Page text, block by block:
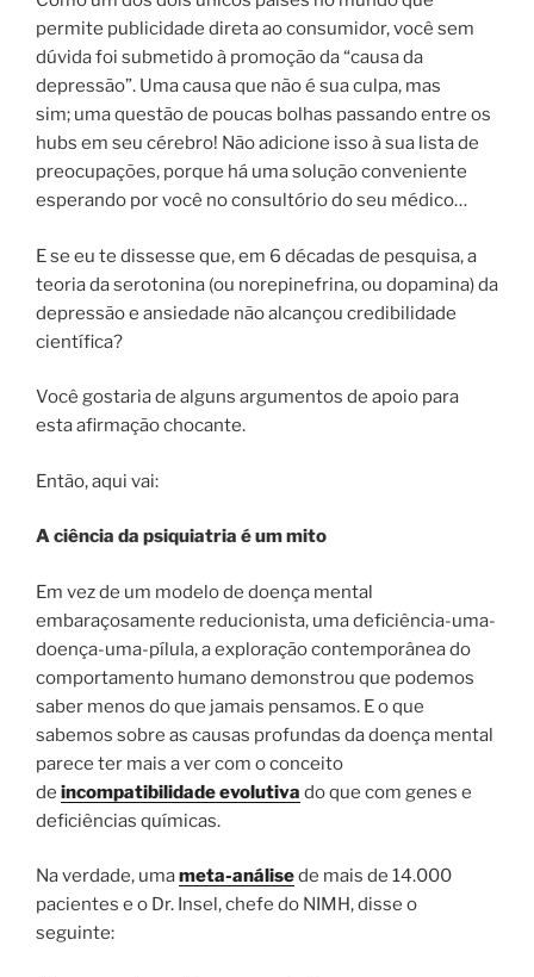
permite publicidade direta ao consumidor, você sem
dúvida foi submetido à promoção da “causa da
depressão”. Uma causa que não é sua culpa, mas
sim; uma questão de poucas bolhas passando entre os
hubs em seu cérebro! Não adicione isso à sua lista de
preocupações, porque há uma solução conveniente
esperando por você no consultório do seu médico…
E se eu te dissesse que, em 6 décadas de pesquisa, a
teoria da serotonina (ou norepinefrina, ou dopamina) da
depressão e ansiedade não alcançou credibilidade
científica?
Você gostaria de alguns argumentos de apoio para
esta afirmação chocante.
Então, aqui vai:
A ciência da psiquiatria é um mito
Em vez de um modelo de doença mental
embaraçosamente reducionista, uma deficiência-uma-
doença-uma-pílula, a exploração contemporânea do
comportamento humano demonstrou que podemos
saber menos do que jamais pensamos. E o que
sabemos sobre as causas profundas da doença mental
parece ter mais a ver com o conceito
de incompatibilidade evolutiva do que com genes e
deficiências químicas.
Na verdade, umameta-análisede mais de 14.000
pacientes e o Dr. Insel, chefe do NIMH, disse o
seguinte: